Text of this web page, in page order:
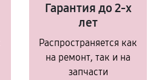
Гарантия до 2-х
лет
Распространяется как
на ремонт, так и на
запчасти